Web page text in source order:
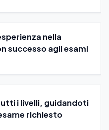
nella
successo agli esami
i livelli, guidandoti
richiesto